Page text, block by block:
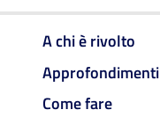
A chi è rivolto
Approfondimenti
Come fare